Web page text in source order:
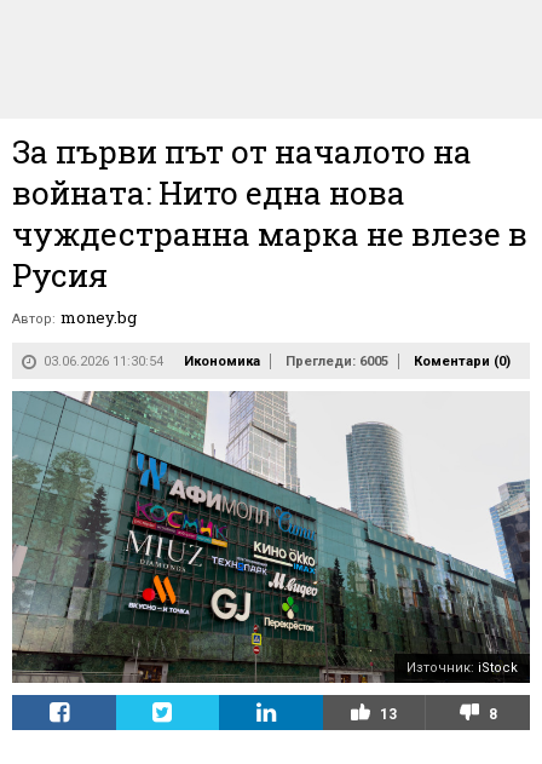
За първи път от началото на
войната: Нито една нова
чуждестранна марка не влезе в
Русия
Автор: money.bg
03.06.2026 11:30:54 Икономика Прегледи: 6005 Коментари (0)
Източник: iStock
13 8